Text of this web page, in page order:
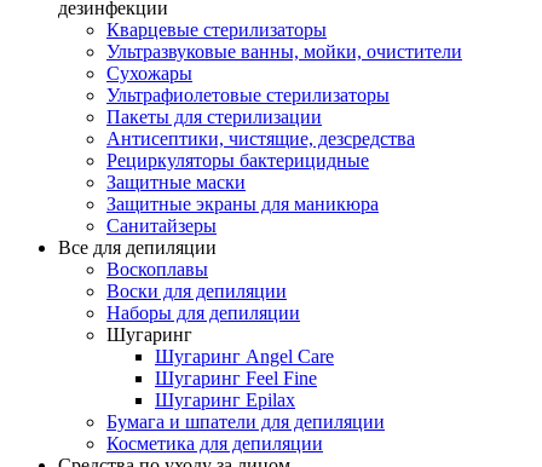
дезинфекции
Кварцевые стерилизаторы
Ультразвуковые ванны, мойки, очистители
Сухожары
Ультрафиолетовые стерилизаторы
Пакеты для стерилизации
Антисептики, чистящие, дезсредства
Рециркуляторы бактерицидные
Защитные маски
Защитные экраны для маникюра
Санитайзеры
Все для депиляции
Воскоплавы
Воски для депиляции
Наборы для депиляции
Шугаринг
Шугаринг Angel Care
Шугаринг Feel Fine
Шугаринг Epilax
Бумага и шпатели для депиляции
Косметика для депиляции